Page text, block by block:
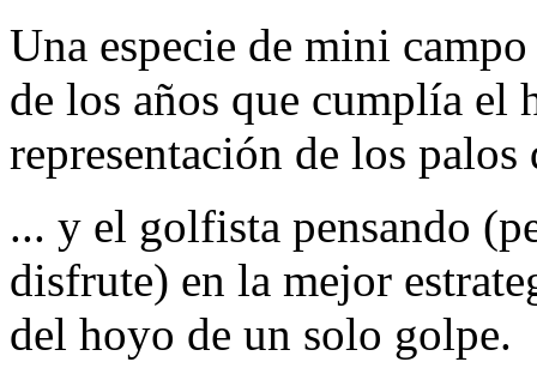
Una especie de mini
de los años que cumplía el
representación de los
... y el golfista pensando
disfrute) en la mejor
del hoyo de un solo golpe.